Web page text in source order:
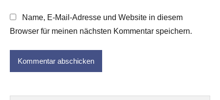
Name, E-Mail-Adresse und Website in diesem
Browser für meinen nächsten Kommentar speichern.